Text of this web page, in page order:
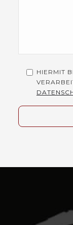
HIERMIT